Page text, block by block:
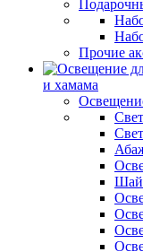
Прочие
и хамама